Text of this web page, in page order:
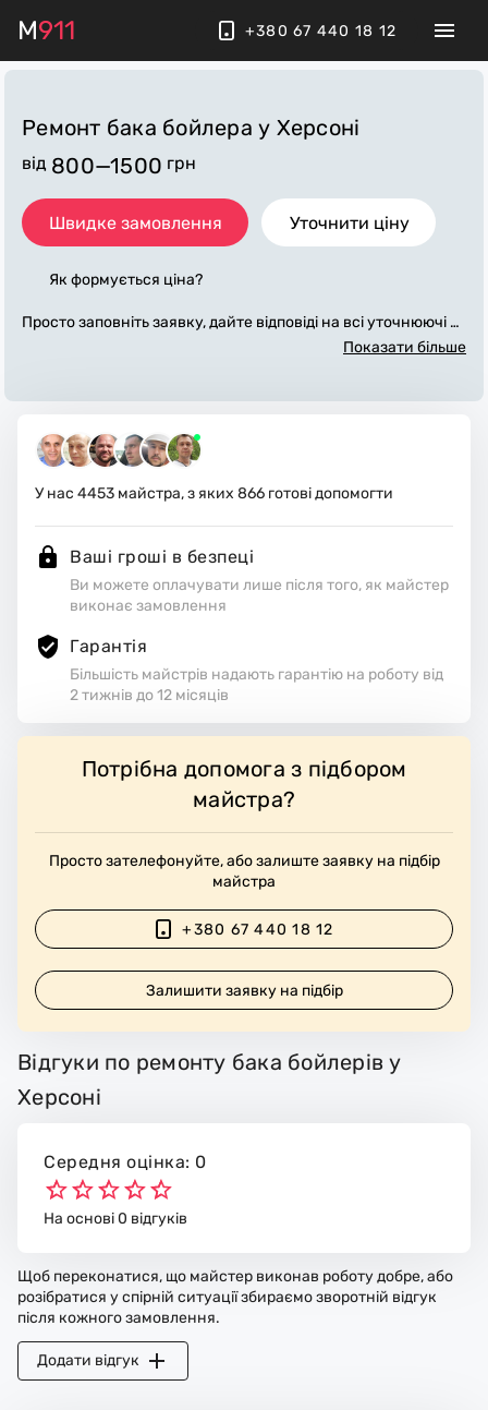
M911 +380 67 440 18 12
Ремонт бака бойлера у Херсоні
від 800—1500 грн
Швидке замовлення Уточнити ціну
Як формується ціна?
Просто заповніть заявку, дайте відповіді на всі уточнюючі за
питання по «ремонт бака бойлера». Ми зв'яжемося з вами
иконавці стежать за чистотою та прибирають робоче місце.
Показати більше
У нас 4453 майстра, з яких 866 готові допомогти
Ваші гроші в безпеці
Ви можете оплачувати лише після того, як майстер
виконає замовлення
Гарантія
Більшість майстрів надають гарантію на роботу від
2 тижнів до 12 місяців
Потрібна допомога з підбором
майстра?
Просто зателефонуйте, або залиште заявку на підбір
майстра
+380 67 440 18 12
Залишити заявку на підбір
Відгуки по ремонту бака бойлерів у
Херсоні
Середня оцінка: 0
На основі 0 відгуків
Щоб переконатися, що майстер виконав роботу добре, або
розібратися у спірній ситуації збираємо зворотній відгук
після кожного замовлення.
Додати відгук